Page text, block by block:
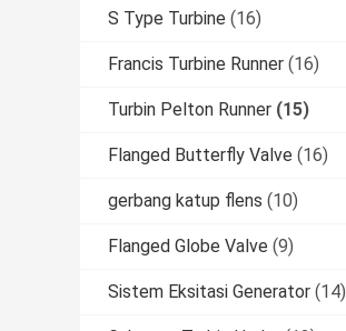
S Type Turbine (16)
Francis Turbine Runner (16)
Turbin Pelton Runner (15)
Flanged Butterfly Valve (16)
gerbang katup flens (10)
Flanged Globe Valve (9)
Sistem Eksitasi Generator (14)